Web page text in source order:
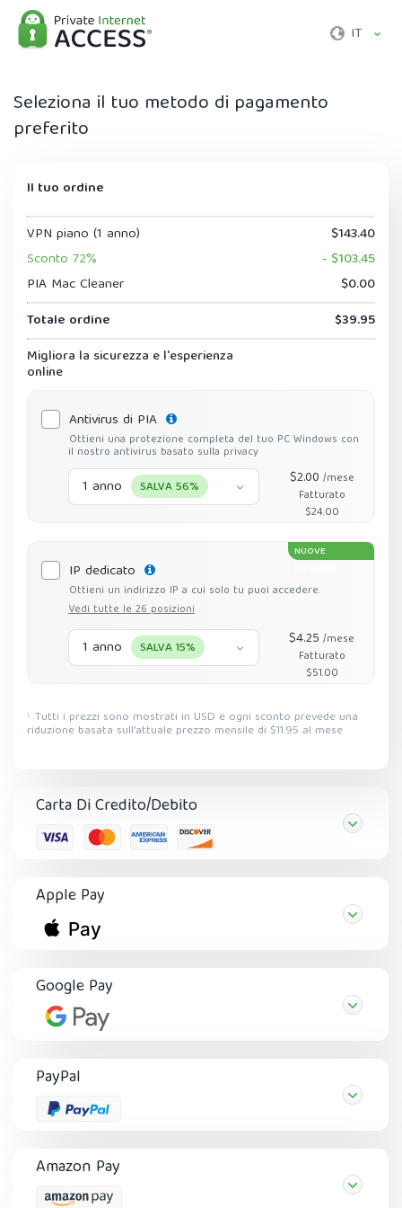
IT
Seleziona il tuo metodo di pagamento
preferito
Carta Di Credito/Debito
Apple Pay
Google Pay
PayPal
Amazon Pay
Il tuo ordine
VPN piano (1 anno)
$143.40
Sconto 72%
- $103.45
PIA Mac Cleaner
$0.00
Totale ordine
$39.95
Migliora la sicurezza e l'esperienza
online
Antivirus di PIA
Ottieni una protezione completa del tuo PC Windows con
il nostro antivirus basato sulla privacy
1 anno SALVA 56% $2.00 /mese
Fatturato
$24.00
NUOVE
IP dedicato
Ottieni un indirizzo IP a cui solo tu puoi accedere.
Vedi tutte le 26 posizioni
1 anno SALVA 15% $4.25/mese
Fatturato
$51.00
1 Tutti i prezzi sono mostrati in USD e ogni sconto prevede una
riduzione basata sull'attuale prezzo mensile di $11.95 al mese